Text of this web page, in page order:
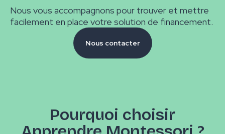
Nous vous accompagnons pour trouver et mettre
facilement en place votre solution de financement.
Nous contacter
Pourquoi choisir